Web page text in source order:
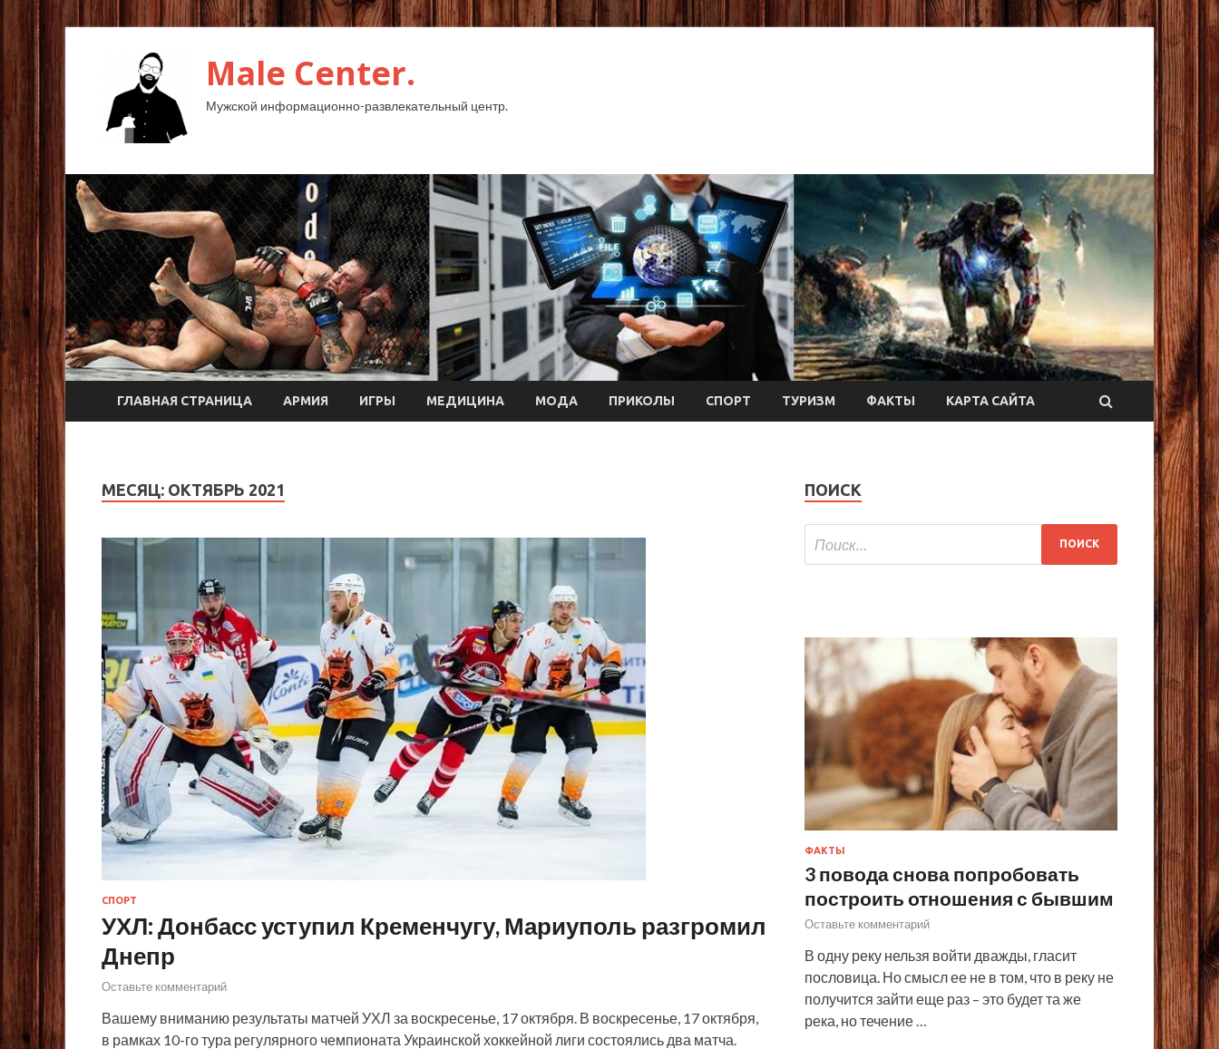
Male Center.
Мужской информационно-развлекательный центр.
ГЛАВНАЯ СТРАНИЦА АРМИЯ ИГРЫ МЕДИЦИНА МОДА ПРИКОЛЫ СПОРТ ТУРИЗМ ФАКТЫ КАРТА САЙТА
МЕСЯЦ: ОКТЯБРЬ 2021
СПОРТ
УХЛ: Донбасс уступил Кременчугу, Мариуполь разгромил
Днепр
Оставьте комментарий
Вашему вниманию результаты матчей УХЛ за воскресенье, 17 октября. В воскресенье, 17 октября,
в рамках 10-го тура регулярного чемпионата Украинской хоккейной лиги состоялись два матча.
ПОИСК
ФАКТЫ
3 повода снова попробовать
построить отношения с бывшим
Оставьте комментарий
В одну реку нельзя войти дважды, гласит
пословица. Но смысл ее не в том, что в реку не
получится зайти еще раз – это будет та же
река, но течение …